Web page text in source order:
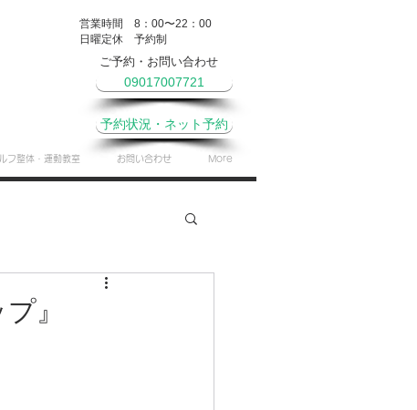
営業時間 8：00〜22：00
​日曜定休 予約制
ご予約・お問い合わせ
09017007721
予約状況・ネット予約
フ整体・運動教室 お問い合わせ More
月間予定表
』